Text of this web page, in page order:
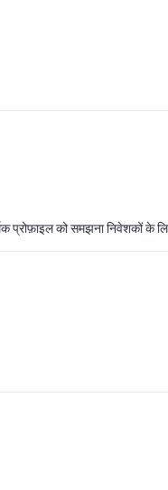
प्रोफ़ाइल को समझना निवेशकों के